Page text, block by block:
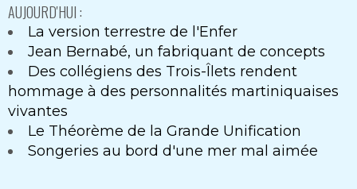
AUJOURD'HUI :
La version terrestre de l'Enfer
Jean Bernabé, un fabriquant de concepts
Des collégiens des Trois-Îlets rendent
hommage à des personnalités martiniquaises
vivantes
Le Théorème de la Grande Unification
Songeries au bord d'une mer mal aimée